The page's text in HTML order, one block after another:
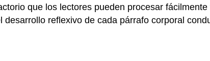
que los lectores pueden procesar
reflexivo de cada párrafo corporal